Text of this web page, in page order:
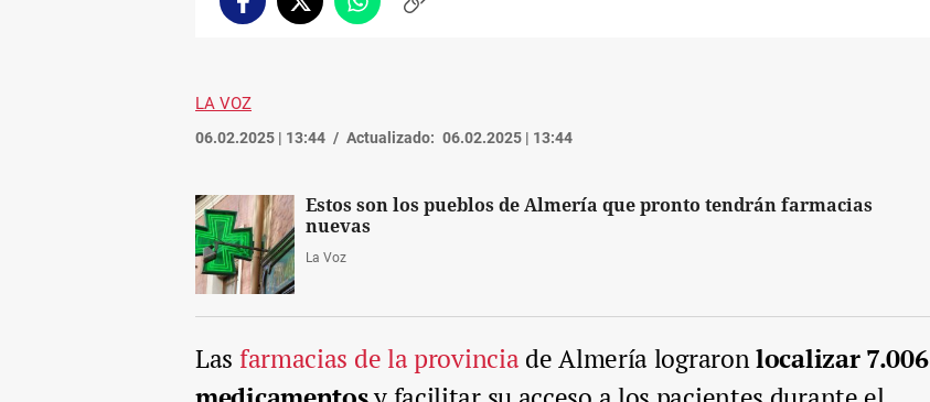
FacebookTwitterWhatsappCopiar
LA VOZ
06.02.2025 | 13:44 Actualizado: 06.02.2025 | 13:44
Estos son los pueblos de Almería que pronto tendrán farmacias
nuevas
La Voz
Las farmacias de la provincia de Almería lograronlocalizar 7.006